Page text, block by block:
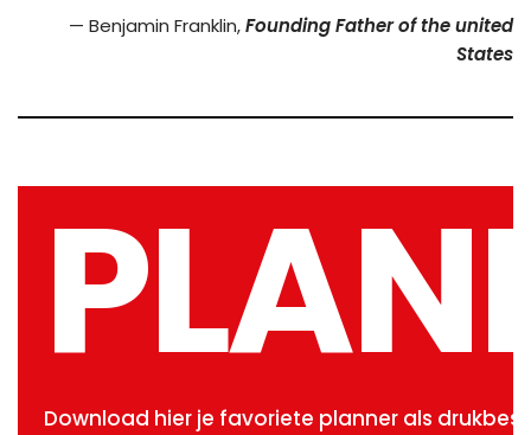
— Benjamin Franklin,Founding Father of the united
States
Download hier je favoriete planner als